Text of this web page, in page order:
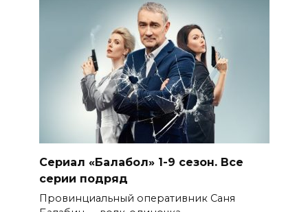
Сериал «Балабол» 1-9 сезон. Все
серии подряд
Провинциальный оперативник Саня